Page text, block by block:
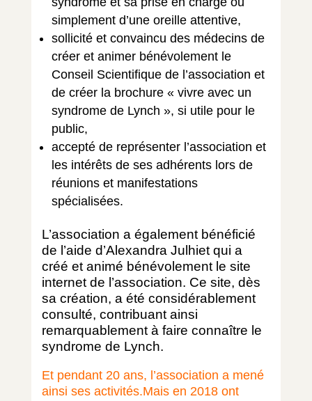
simplement d’une oreille attentive,
sollicité et convaincu des médecins de
créer et animer bénévolement le
Conseil Scientifique de l’association et
de créer la brochure « vivre avec un
syndrome de Lynch », si utile pour le
public,
accepté de représenter l’association et
les intérêts de ses adhérents lors de
réunions et manifestations
spécialisées.
L’association a également bénéficié
de l’aide d’Alexandra Julhiet qui a
créé et animé bénévolement le site
internet de l’association. Ce site, dès
sa création, a été considérablement
consulté, contribuant ainsi
remarquablement à faire connaître le
syndrome de Lynch.
Et pendant 20 ans, l’association a mené
ainsi ses activités.Mais en 2018 ont